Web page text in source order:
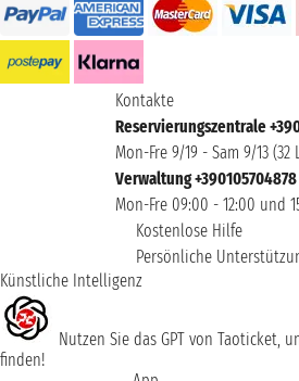
Kontakte
Reservierungszentrale
Mon-Fre 9/19 - Sam 9/13 (32
Verwaltung +390105704878
Mon-Fre 09:00 - 12:00 und
Kostenlose Hilfe
Persönliche
Künstliche Intelligenz
Nutzen Sie das GPT von Taoticket,
finden!